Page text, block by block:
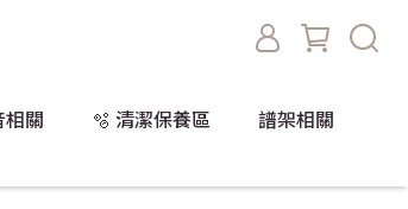
相關 🫧 清潔保養區
譜架相關